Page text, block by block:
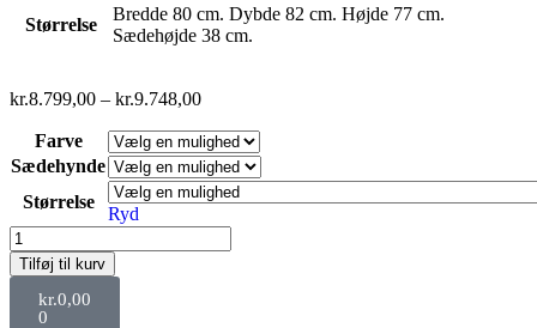
Størrelse
Bredde 80 cm. Dybde 82 cm. Højde 77 cm.
Sædehøjde 38 cm.
kr.8.799,00 – kr.9.748,00
Farve
Sædehynde
Størrelse
Ryd
Tilføj til kurv
kr.0,00
0